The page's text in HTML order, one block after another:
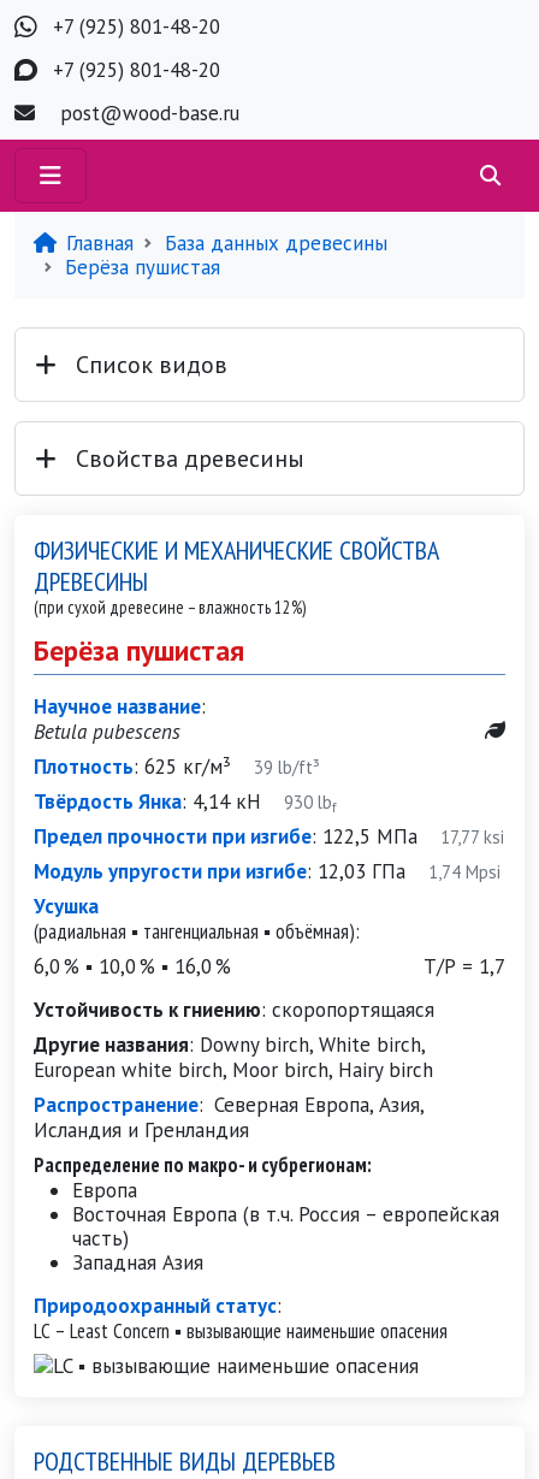
+7 (925) 801-48-20
+7 (925) 801-48-20
post@wood-base.ru
Главная
База данных древесины
Берёза пушистая
Список видов
Свойства древесины
ФИЗИЧЕСКИЕ И МЕХАНИЧЕСКИЕ СВОЙСТВА
ДРЕВЕСИНЫ
(при сухой древесине – влажность 12%)
Берёза пушистая
Научное название:
Betula pubescens
Плотность: 625 кг/м³ 39 lb/ft³
Твёрдость Янка: 4,14 кН 930 lbf
Предел прочности при изгибе: 122,5 МПа 17,77 ksi
Модуль упругости при изгибе: 12,03 ГПа 1,74 Mpsi
Усушка
(радиальная ▪ тангенциальная ▪ объёмная):
6,0 % ▪ 10,0 % ▪ 16,0 %
Т/Р = 1,7
Устойчивость к гниению: скоропортящаяся
Другие названия: Downy birch, White birch,
European white birch, Moor birch, Hairy birch
Распространение: Северная Европа, Азия,
Исландия и Гренландия
Распределение по макро- и субрегионам:
Европа
Восточная Европа (в т.ч. Россия – европейская
часть)
Западная Азия
Природоохранный статус:
LC – Least Concern ▪ вызывающие наименьшие опасения
РОДСТВЕННЫЕ ВИДЫ ДЕРЕВЬЕВ